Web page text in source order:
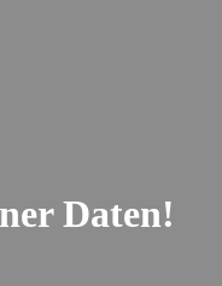
Daten!